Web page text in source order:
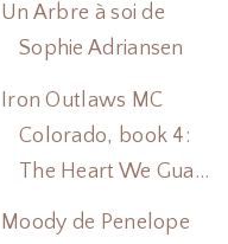
Un Arbre à soi de
Sophie Adriansen
Iron Outlaws MC
Colorado, book 4:
The Heart We Gua...
Moody de Penelope